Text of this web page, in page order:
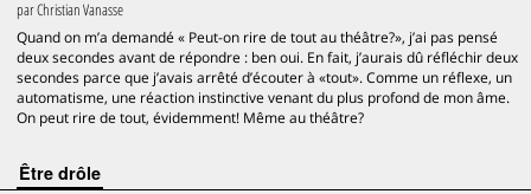
parChristian Vanasse
Quand on m’a demandé « Peut-on rire de tout au théâtre?», j’ai pas pensé
deux secondes avant de répondre : ben oui. En fait, j’aurais dû réfléchir deux
secondes parce que j’avais arrêté d’écouter à «tout». Comme un réflexe, un
automatisme, une réaction instinctive venant du plus profond de mon âme.
On peut rire de tout, évidemment! Même au théâtre?
Être drôle